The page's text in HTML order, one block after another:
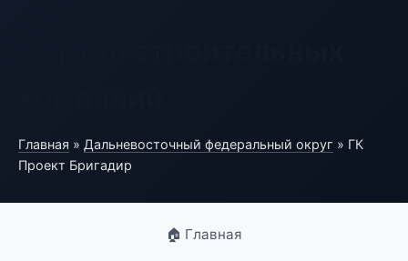
Главная » Дальневосточный федеральный округ » ГК
Проект Бригадир
🏠 Главная